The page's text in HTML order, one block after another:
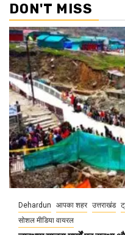
DON'T MISS
Dehardun आपका शहर उत्तराखंड
सोशल मीडिया वायरल